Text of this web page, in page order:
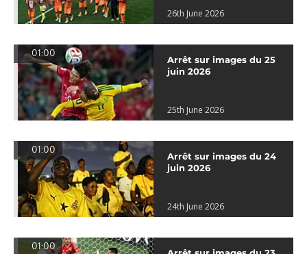
26th June 2026
01:00
Arrêt sur images du 25
juin 2026
25th June 2026
01:00
Arrêt sur images du 24
juin 2026
24th June 2026
01:00